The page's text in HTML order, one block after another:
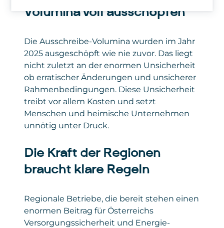
Volumina voll ausschöpfen
Die Ausschreibe-Volumina wurden im Jahr
2025 ausgeschöpft wie nie zuvor. Das liegt
nicht zuletzt an der enormen Unsicherheit
ob erratischer Änderungen und unsicherer
Rahmenbedingungen. Diese Unsicherheit
treibt vor allem Kosten und setzt
Menschen und heimische Unternehmen
unnötig unter Druck.
Die Kraft der Regionen
braucht klare Regeln
Regionale Betriebe, die bereit stehen einen
enormen Beitrag für Österreichs
Versorgungssicherheit und Energie-
Privacy
https://apa.at/about/
Identifikation, Datum und Uhrzeit
der Anfrage, übertragene
Anfrage erfolgreich war,
verwendeter Browser, verwendetes
Betriebssystem, Website, von der
der Zugriff erfolgte.
Gesetzt
von
Google Ireland Limited
Privacy
Policy
policies.google.com/privacy
verwendetes Betriebssystem
von
Privacy
Policy
https://de.linkedin.com/legal/privacy-
policy
IP-Adresse, Browsertyp, Betriebssystem,
Formularantworten an Microsoft übermittelt.
Diese Daten werden von Microsoft
verarbeitet, um die Funktionalität des
Formulars bereitzustellen, Anmeldungen
korrekt zu erfassen und Auswertungen zu
ermöglichen. Die Einbindung dient
ausschließlich der reibungslosen Anmeldung
zu unseren Seminaren und sonstigen
Angeboten.
Daten
Gesetzt von : Microsoft Corporation
https://www.microsoft.com/de-
de/privacy/privacystatement